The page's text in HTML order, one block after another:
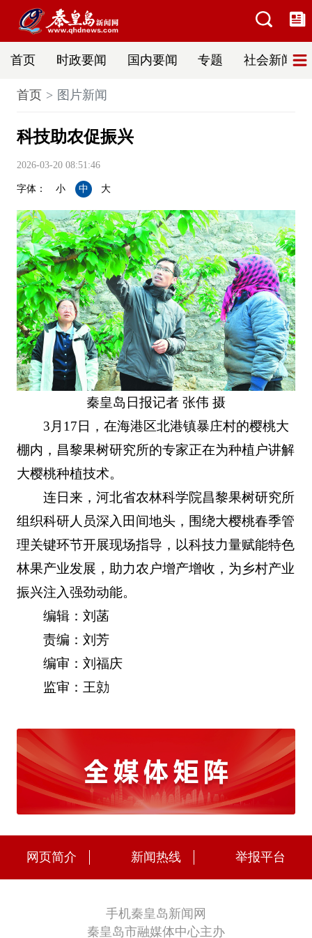
首页 时政要闻 国内要闻 专题 社会新闻
首页 图片新闻
科技助农促振兴
2026-03-20 08:51:46
字体： 小 中 大
秦皇岛日报记者 张伟 摄
3月17日，在海港区北港镇暴庄村的樱桃大
棚内，昌黎果树研究所的专家正在为种植户讲解
大樱桃种植技术。
连日来，河北省农林科学院昌黎果树研究所
组织科研人员深入田间地头，围绕大樱桃春季管
理关键环节开展现场指导，以科技力量赋能特色
林果产业发展，助力农户增产增收，为乡村产业
振兴注入强劲动能。
编辑：刘菡
责编：刘芳
编审：刘福庆
监审：王勍
网页简介 新闻热线 举报平台
手机秦皇岛新闻网
秦皇岛市融媒体中心主办